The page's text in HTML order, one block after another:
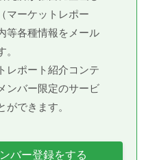
マーケットレポー
等各種情報をメール
レポート紹介コンテ
ンバー限定のサービ
ができます。
バー登録をする